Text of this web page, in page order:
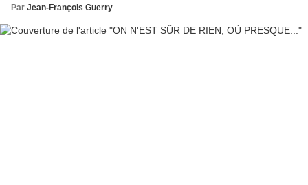
Par Jean-François Guerry